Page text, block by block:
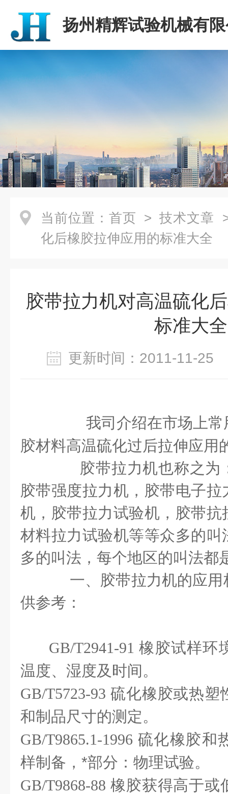
扬州精辉试验机械有
当前位置： 首页 > 技术文章
化后橡胶拉伸应用的标准大全
胶带拉力机对高温硫化
标准大全
更新时间：2011-11-
我司介绍在市场上常
胶材料高温硫化过后拉伸应用
胶带拉力机也称之为
胶带强度拉力机，胶带电子
机，胶带拉力试验机，胶带
材料拉力试验机等等众多的
多的叫法，每个地区的叫法都
一、胶带拉力机的应用
供参考：
GB/T2941-91橡胶试样环
温度、湿度及时间。
GB/T5723-93 硫化橡胶或热塑
和制品尺寸的测定。
GB/T9865.1-1996 硫化橡胶和
样制备，*部分：物理试验。
GB/T9868-88 橡胶获得高于或